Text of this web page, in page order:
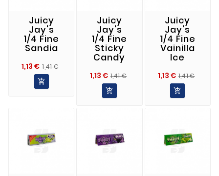
Juicy
Jay's
1/4 Fine
Sandia
1,13 € 1,41 €
Normal

Juicy
Jay's
1/4 Fine
Sticky
Candy
1,13 € 1,41 €

Juicy
Jay's
1/4 Fine
Vainilla
Ice
1,13 € 1,41 €
